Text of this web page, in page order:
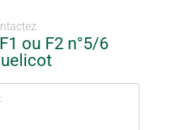
ou F2 n°5/6